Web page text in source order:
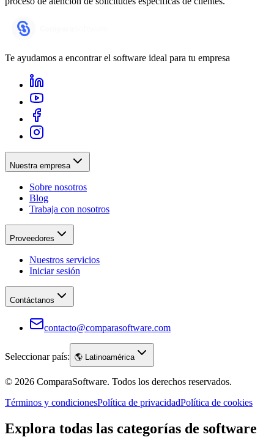
Te ayudamos a encontrar el software ideal para tu empresa
Nuestra empresa
Sobre nosotros
Blog
Trabaja con nosotros
Proveedores
Nuestros servicios
Iniciar sesión
Contáctanos
contacto@comparasoftware.com
Seleccionar país: 🌎 Latinoamérica
© 2026 ComparaSoftware. Todos los derechos reservados.
Términos y condicionesPolítica de privacidadPolítica de cookies
Explora todas las categorías de software